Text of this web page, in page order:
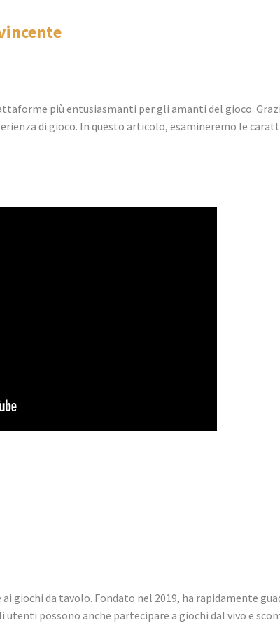
più entusiasmanti per gli amanti del gioco.
di gioco. In questo articolo, esamineremo le
giochi da tavolo. Fondato nel 2019, ha rapidamente
possono anche partecipare a giochi dal vivo e